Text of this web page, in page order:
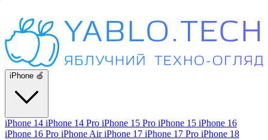
iPhone 🍏
iPhone 14 iPhone 14 Pro iPhone 15 Pro iPhone 15 iPhone 16
iPhone 16 Pro iPhone AiriPhone 17 iPhone 17 Pro iPhone 18